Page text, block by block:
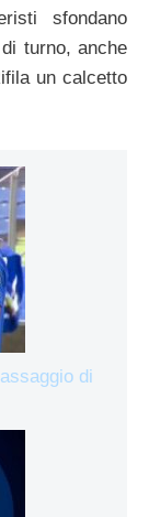
sfondano
turno, anche
un calcetto
di